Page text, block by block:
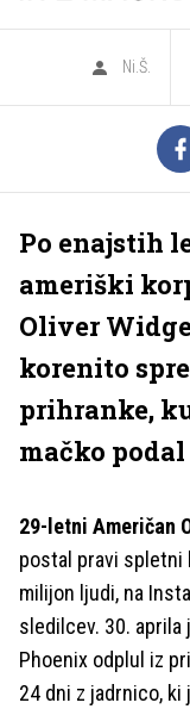
Ni.Š.
Po enajstih
ameriški
Oliver
korenito
prihranke,
mačko
29-letni Američan
postal pravi spletni
milijon ljudi, na
sledilcev. 30. aprila
Phoenix odplul iz
24 dni z jadrnico, ki